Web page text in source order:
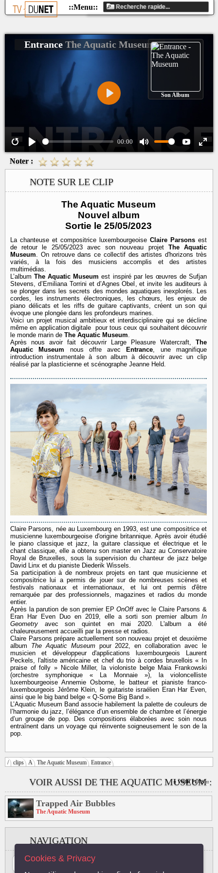
00:00
Play
Entrance The Aquatic Museum
Son Album
/ clips A The Aquatic Museum Entrance
VOIR AUSSI DE THE AQUATIC MUSEUM :
:: VOIR PLUS ::
Trapped Air Bubbles
The Aquatic Museum
NAVIGATION
A B C D
Noter :
NOTE SUR LE CLIP
The Aquatic Museum
Nouvel album
Sortie le 25/05/2023
La chanteuse et compositrice luxembourgeoise Claire Parsons est
de retour le 25/05/2023 avec son nouveau projet The Aquatic
Museum. On retrouve dans ce collectif des artistes d'horizons très
variés, à la foisdes musiciens accomplis et des artistes
multimédias.
L’albumThe Aquatic Museum est inspiré par les œuvres de Sufjan
Stevens, d’Emiliana Torrini et d’Agnes Obel, et invite les auditeurs à
se plonger dans les secrets des mondes aquatiques inexplorés. Les
cordes, les instruments électroniques, les chœurs, les enjeux de
piano délicats et les riffs de guitare captivants, créent un son qui
évoque une plongée dans les profondeurs marines.
Voici un projet musical ambitieux et interdisciplinaire qui se décline
même en application digitale pour tous ceux qui souhaitent découvrir
le monde marin de The Aquatic Museum.
Après nous avoir fait découvrir Large Pleasure Watercraft, The
Aquatic Museum nous offre avec Entrance, une magnifique
introduction instrumentale à son album à découvrir avec un clip
réalisé par la plasticienne et scénographe Jeanne Held.
Claire Parsons, née au Luxembourg en 1993, est une compositrice et
musicienne luxembourgeoise d'origine britannique. Après avoir étudié
le piano classique et jazz, la guitare classique et électrique et le
chant classique, elle a obtenu son master en Jazz au Conservatoire
Royal de Bruxelles, sous la supervision du chanteur de jazz belge
David Linx et du pianiste Diederik Wissels.
Sa participation à de nombreux projets en tant que musicienne et
compositrice lui a permis de jouer sur de nombreuses scènes et
festivals nationaux et internationaux, et lui ont permis d'être
remarquée par des professionnels, magazines et radios du monde
entier.
Après la parution de son premier EPOnOffavec le Claire Parsons &
Eran Har Even Duo en 2019, elle a sorti son premier album In
Geometry avec son quintet en mai 2020. L'album a été
chaleureusement accueilli par la presse et radios.
Claire Parsons prépare actuellement son nouveau projet et deuxième
album The Aquatic Museumpour 2022, en collaboration avec le
musicien et développeur d'applications luxembourgeois Laurent
Peckels, l'altiste américaine et chef du trio à cordes bruxellois « In
praise of folly » Nicole Miller, la violoniste belge Maia Frankowski
(orchestre symphonique « La Monnaie »), la violoncelliste
luxembourgeoise Annemie Osborne, le batteur et pianiste franco-
luxembourgeois Jérôme Klein, le guitariste israélien Eran Har Even,
ainsi que le big band belge « Q-Some Big Band ».
L’Aquatic Museum Band associe habilement la palette de couleurs de
l’harmonie du jazz, l’élégance d’un ensemble de chambre et l’énergie
d’un groupe de pop. Des compositions élaborées avec soin nous
entraînent dans un voyage qui réinvente soigneusement le son de la
pop.
Cookies & Privacy